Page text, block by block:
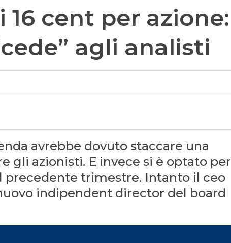
cent per azione:
agli analisti
avrebbe dovuto staccare una
gli azionisti. E invece si è optato per
precedente trimestre. Intanto il ceo
indipendent director del board